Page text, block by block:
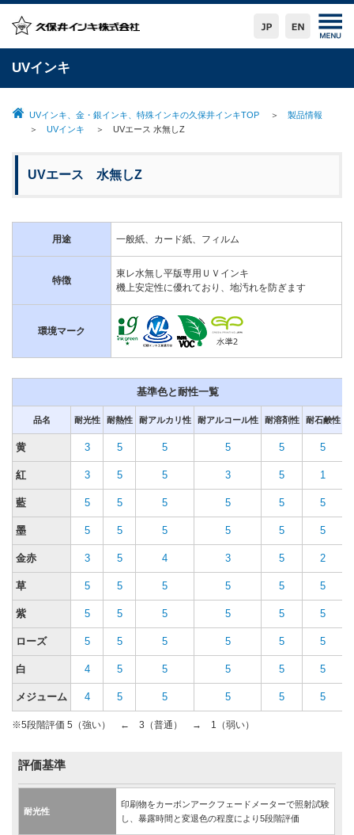
UVインキ
UVインキ、金・銀インキ、特殊インキの久保井インキTOP ＞ 製品情報
＞ UVインキ ＞ UVエース 水無しZ
UVエース 水無しZ
用途 一般紙、カード紙、フィルム
特徴
東レ水無し平版専用ＵＶインキ
機上安定性に優れており、地汚れを防ぎます
環境マーク
基準色と耐性一覧
品名 耐光性 耐熱性 耐アルカリ性 耐アルコール性 耐溶剤性 耐石鹸性
黄 3 5 5 5 5 5
紅 3 5 5 3 5 1
藍 5 5 5 5 5 5
墨 5 5 5 5 5 5
金赤 3 5 4 3 5 2
草 5 5 5 5 5 5
紫 5 5 5 5 5 5
ローズ 5 5 5 5 5 5
白 4 5 5 5 5 5
メジューム 4 5 5 5 5 5
※5段階評価 5（強い） ← 3（普通） → 1（弱い）
評価基準
耐光性
印刷物をカーボンアークフェードメーターで照射試験
し、暴露時間と変退色の程度により5段階評価